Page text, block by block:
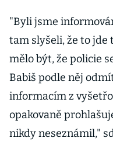
"Byli jsme
tam slyšeli, že to jde
mělo být, že policie
Babiš podle něj
informacím z
opakovaně
nikdy neseznámil,"